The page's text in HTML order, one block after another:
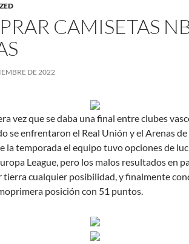
CAMISETAS
DE 2022
vez que se daba una final entre clubes
se enfrentaron el Real Unión y el Arenas
la temporada el equipo tuvo opciones de
League, pero los malos resultados en
tierra cualquier posibilidad, y finalmente
posición con 51 puntos.